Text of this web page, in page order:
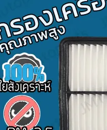
Search
for: